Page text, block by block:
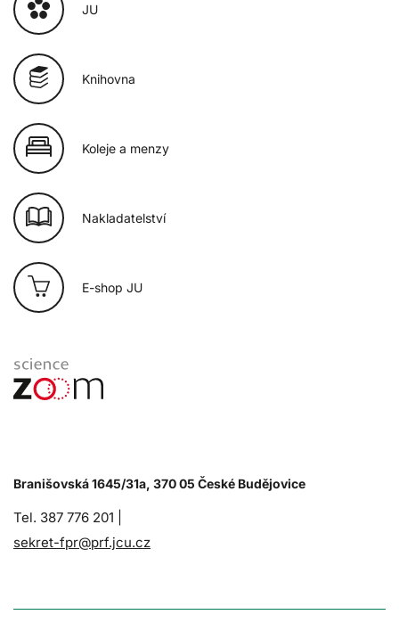
JU
Knihovna
Koleje a menzy
Nakladatelství
E-shop JU
Branišovská 1645/31a, 370 05 České Budějovice
Tel. 387 776 201 |
sekret-fpr@prf.jcu.cz